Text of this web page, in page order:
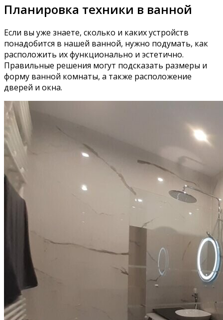
Планировка техники в ванной
Если вы уже знаете, сколько и каких устройств
понадобится в нашей ванной, нужно подумать, как
расположить их функционально и эстетично.
Правильные решения могут подсказать размеры и
форму ванной комнаты, а также расположение
дверей и окна.